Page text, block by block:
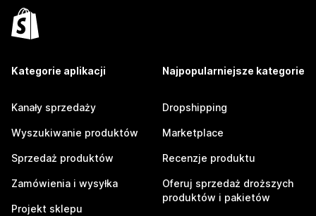
Kategorie aplikacji
Kanały sprzedaży
Wyszukiwanie produktów
Sprzedaż produktów
Zamówienia i wysyłka
Projekt sklepu
Najpopularniejsze kategorie
Dropshipping
Marketplace
Recenzje produktu
Oferuj sprzedaż droższych
produktów i pakietów